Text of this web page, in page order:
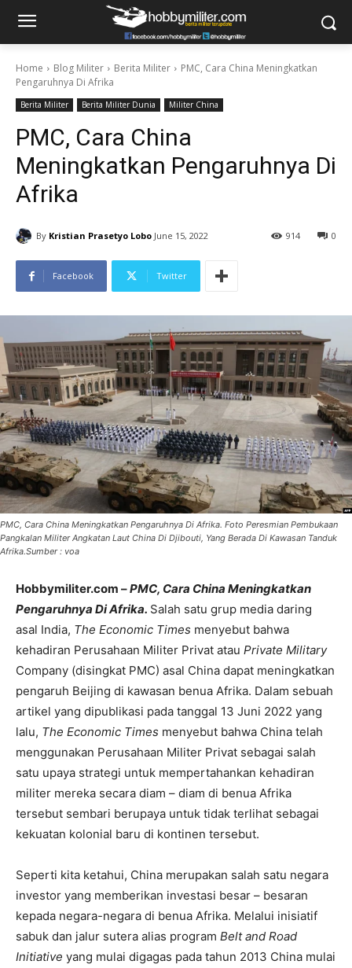
Home Blog Militer Berita Militer
PMC, Cara China Meningkatkan
Pengaruhnya Di Afrika
Berita Militer Berita Militer Dunia Militer China
PMC, Cara China
Meningkatkan Pengaruhnya Di
Afrika
By Kristian Prasetyo Lobo June 15, 2022 0
914
Facebook Twitter
PMC, Cara China Meningkatkan Pengaruhnya Di Afrika. Foto Peresmian Pembukaan
Pangkalan Militer Angkatan Laut China Di Djibouti, Yang Berada Di Kawasan Tanduk
Afrika.Sumber : voa
Hobbymiliter.com –PMC, Cara China Meningkatkan
Pengaruhnya Di Afrika. Salah satu grup media daring
asal India, The Economic Times menyebut bahwa
kehadiran Perusahaan Militer Privat atau Private Military
Company (disingkat PMC) asal China dapat meningkatkan
pengaruh Beijing di kawasan benua Afrika. Dalam sebuah
artikel yang dipublikasi pada tanggal 13 Juni 2022 yang
lalu, The Economic Times menyebut bahwa China telah
menggunakan Perusahaan Militer Privat sebagai salah
satu upaya strategi untuk mempertahankan kehadiran
militer mereka secara diam – diam di benua Afrika
tersebut sembari berupaya untuk tidak terlihat sebagai
kekuatan kolonial baru di kontinen tersebut.
Seperti kita ketahui, China merupakan salah satu negara
investor yang memberikan investasi besar – besaran
kepada negara-negara di benua Afrika. Melalui inisiatif
sabuk dan jalur sutera alias program Belt and Road
Initiative yang mulai digagas pada tahun 2013 China mulai